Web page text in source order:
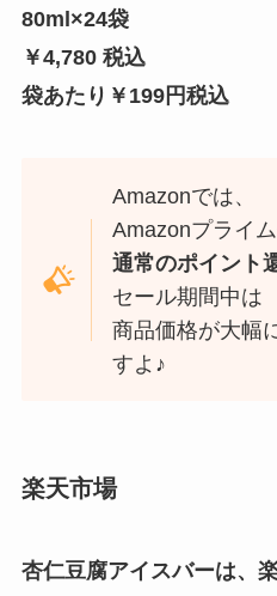
80ml×24袋
￥4,780 税込
袋あたり￥199円税込
Amazonでは、
Amazonプライ
通常のポイント
セール期間中は
商品価格が大幅
すよ♪
楽天市場
杏仁豆腐アイスバーは、